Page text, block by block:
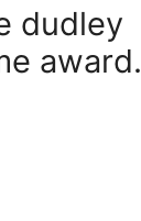
dudley
award.